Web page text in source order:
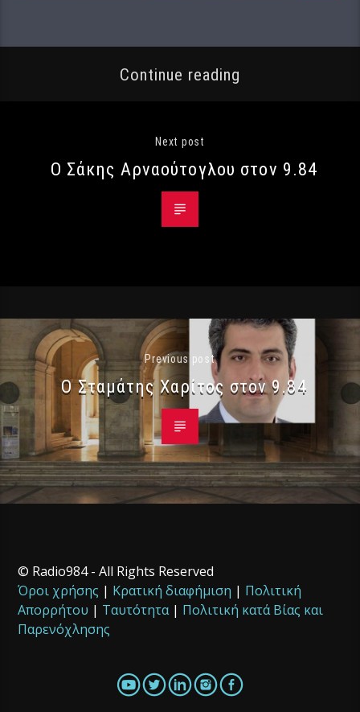
Continue reading
Next post
Ο Σάκης Αρναούτογλου στον 9.84
Previous post
Ο Σταμάτης Χαρίτος στον 9.84
© Radio984 - All Rights Reserved
Όροι χρήσης | Κρατική διαφήμιση | Πολιτική
Απορρήτου | Ταυτότητα| Πολιτική κατά Βίας και
Παρενόχλησης